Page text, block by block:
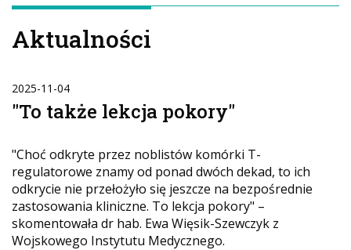
Aktualności
2025-11-04
"To także lekcja pokory"
"Choć odkryte przez noblistów komórki T-
regulatorowe znamy od ponad dwóch dekad, to ich
odkrycie nie przełożyło się jeszcze na bezpośrednie
zastosowania kliniczne. To lekcja pokory" –
skomentowała dr hab. Ewa Więsik-Szewczyk z
Wojskowego Instytutu Medycznego.